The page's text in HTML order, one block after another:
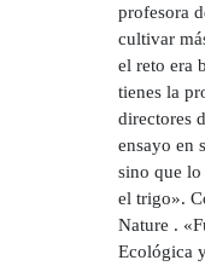
profesora
cultivar
el reto era
tienes la
directores
ensayo en
sino que lo
el trigo».
Nature .
Ecológica